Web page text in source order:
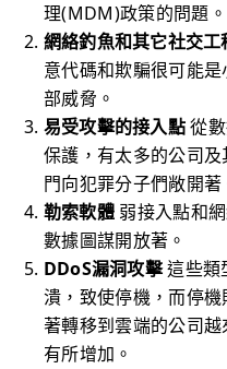
理(MDM)政策的問題。
網絡釣魚和其它社交工
意代碼和欺騙很可能
部威脅。
易受攻擊的接入點從數
保護，有太多的公司
門向犯罪分子們敞開著
勒索軟體弱接入點和
數據圖謀開放著。
DDoS漏洞攻擊這些類
潰，致使停機，而停
著轉移到雲端的公司
有所增加。